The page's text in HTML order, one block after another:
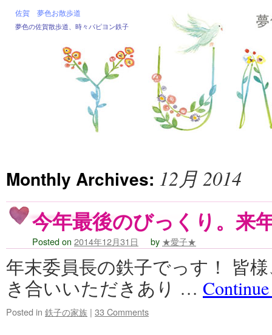
佐賀 夢色お散歩道
夢色の佐賀散歩道、時々パピヨン鉄子
Monthly Archives: 12月 2014
今年最後のびっくり。来
Posted on 2014年12月31日 by ★愛子★
年末委員長の鉄子でっす！ 皆
き合いいただきあり …
Posted in 鉄子の家族 | 33 Comments